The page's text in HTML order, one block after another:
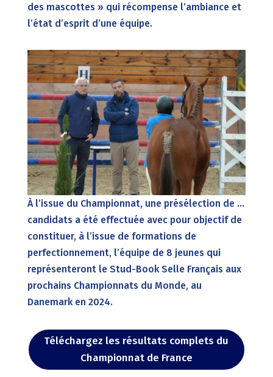
des mascottes » qui récompense l’ambiance et
l’état d’esprit d’une équipe.
À l’issue du Championnat, une présélection de …
candidats a été effectuée avec pour objectif de
constituer, à l’issue de formations de
perfectionnement, l’équipe de 8 jeunes qui
représenteront le Stud-Book Selle Français aux
prochains Championnats du Monde, au
Danemark en 2024.
Téléchargez les résultats complets du
Championnat de France